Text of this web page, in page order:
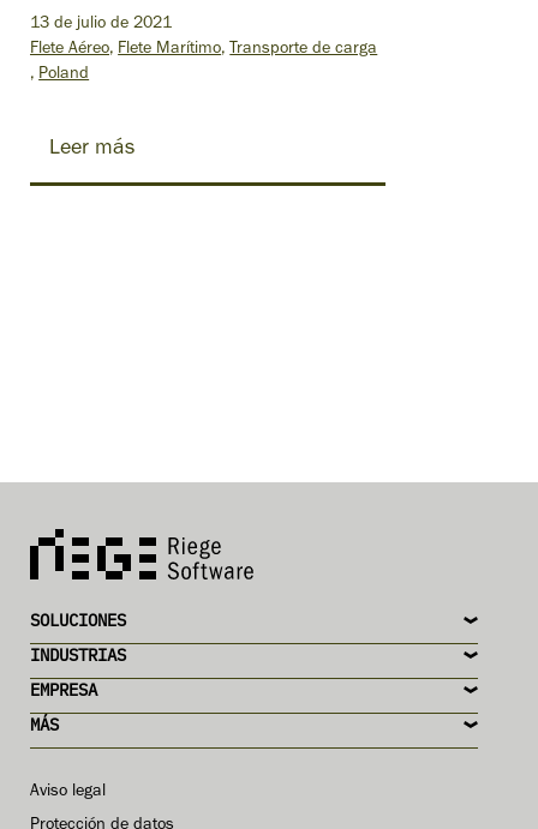
13 de julio de 2021
Flete Aéreo Flete Marítimo Transporte de carga
Poland
Leer más
MÁS
EMPRESA
INDUSTRIAS
SOLUCIONES
Aviso legal